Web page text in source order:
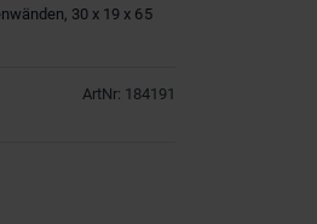
30 x 19 x 65
ArtNr: 184191